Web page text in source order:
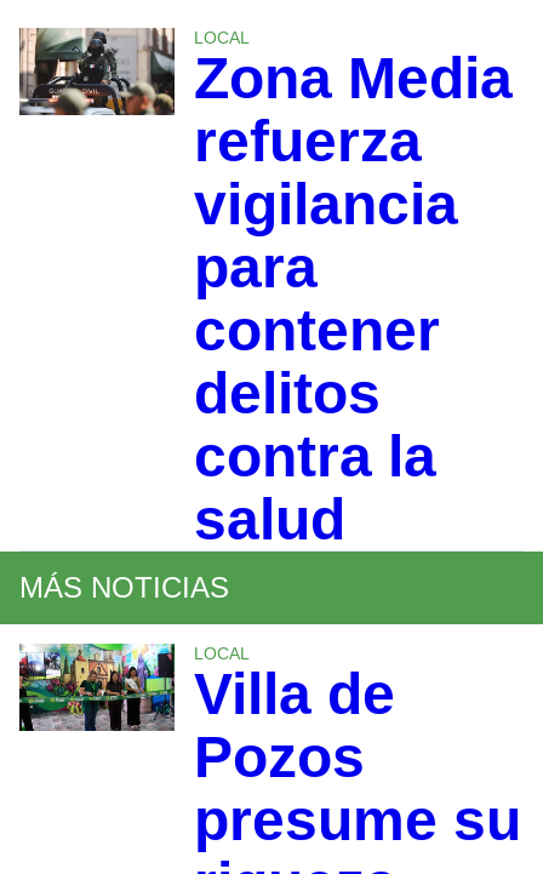
LOCAL
Zona Media
refuerza
vigilancia
para
contener
delitos
contra la
salud
MÁS NOTICIAS
LOCAL
Villa de
Pozos
presume su